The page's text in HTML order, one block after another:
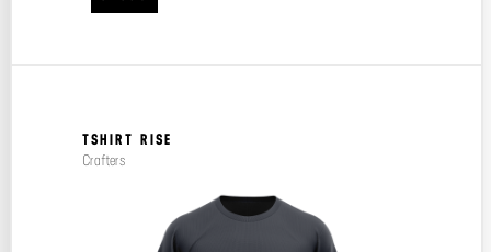
TSHIRT RISE
Crafters